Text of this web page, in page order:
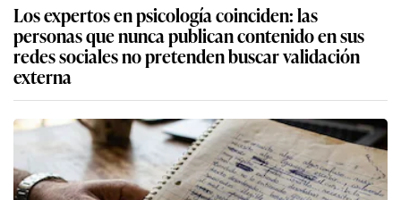
Los expertos en psicología coinciden: las
personas que nunca publican contenido en sus
redes sociales no pretenden buscar validación
externa